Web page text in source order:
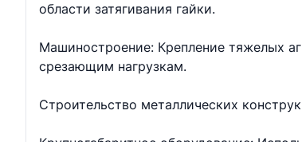
области затягивания гайки.
Машиностроение: Крепление тяжелых
срезающим нагрузкам.
Строительство металлических